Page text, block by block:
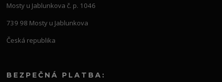
Mosty u Jablunkova č. p. 1046
739 98 Mosty u Jablunkova
Česká republika
BEZPEČNÁ PLATBA: